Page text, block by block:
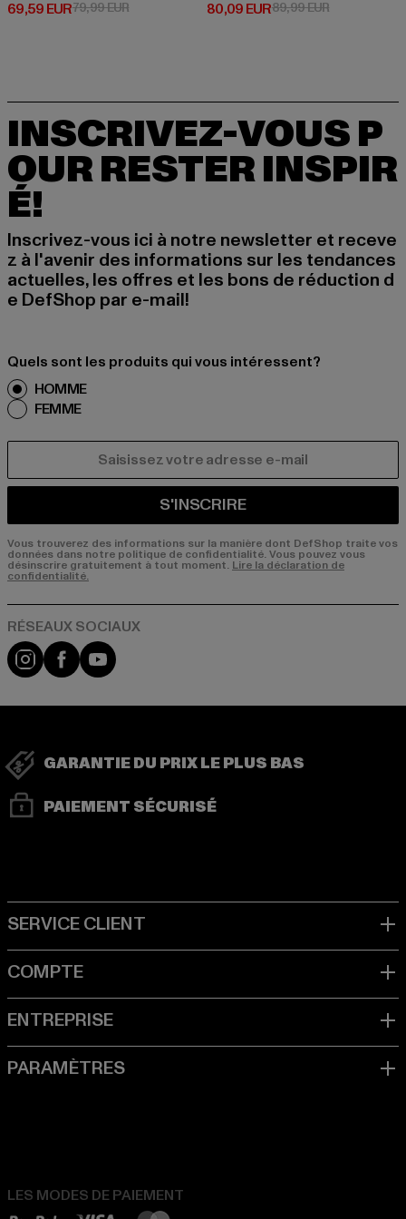
69,59 EUR
Prix courant: 69,59 EUR
79,99 EURPrix en promotion: 79,99 EUR
80,09 EUR
Prix courant: 80,09 EUR
89,99 EURPrix en
INSCRIVEZ-VOUS P
OUR RESTER INSPIR
É!
Inscrivez-vous ici à notre newsletter et receve
z à l'avenir des informations sur les tendances
actuelles, les offres et les bons de réduction d
e DefShop par e-mail!
Quels sont les produits qui vous intéressent?
HOMME
FEMME
S'INSCRIRE
Vous trouverez des informations sur la manière dont DefShop traite vos
données dans notre politique de confidentialité. Vous pouvez vous
désinscrire gratuitement à tout moment. Lire la déclaration de
confidentialité.
Visit our Instagram page:
Visit our Facebook page:
Visit our YouTube channel:
GARANTIE DU PRIX LE PLUS BAS
PAIEMENT SÉCURISÉ
LES MODES DE PAIEMENT